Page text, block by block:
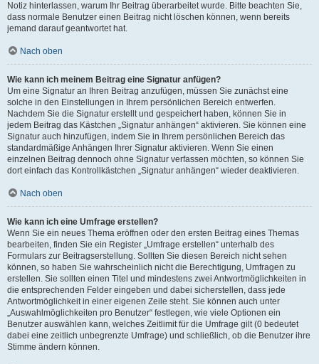
Notiz hinterlassen, warum Ihr Beitrag überarbeitet wurde. Bitte beachten Sie,
dass normale Benutzer einen Beitrag nicht löschen können, wenn bereits
jemand darauf geantwortet hat.
Nach oben
Wie kann ich meinem Beitrag eine Signatur anfügen?
Um eine Signatur an Ihren Beitrag anzufügen, müssen Sie zunächst eine
solche in den Einstellungen in Ihrem persönlichen Bereich entwerfen.
Nachdem Sie die Signatur erstellt und gespeichert haben, können Sie in
jedem Beitrag das Kästchen „Signatur anhängen“ aktivieren. Sie können eine
Signatur auch hinzufügen, indem Sie in Ihrem persönlichen Bereich das
standardmäßige Anhängen Ihrer Signatur aktivieren. Wenn Sie einen
einzelnen Beitrag dennoch ohne Signatur verfassen möchten, so können Sie
dort einfach das Kontrollkästchen „Signatur anhängen“ wieder deaktivieren.
Nach oben
Wie kann ich eine Umfrage erstellen?
Wenn Sie ein neues Thema eröffnen oder den ersten Beitrag eines Themas
bearbeiten, finden Sie ein Register „Umfrage erstellen“ unterhalb des
Formulars zur Beitragserstellung. Sollten Sie diesen Bereich nicht sehen
können, so haben Sie wahrscheinlich nicht die Berechtigung, Umfragen zu
erstellen. Sie sollten einen Titel und mindestens zwei Antwortmöglichkeiten in
die entsprechenden Felder eingeben und dabei sicherstellen, dass jede
Antwortmöglichkeit in einer eigenen Zeile steht. Sie können auch unter
„Auswahlmöglichkeiten pro Benutzer“ festlegen, wie viele Optionen ein
Benutzer auswählen kann, welches Zeitlimit für die Umfrage gilt (0 bedeutet
dabei eine zeitlich unbegrenzte Umfrage) und schließlich, ob die Benutzer ihre
Stimme ändern können.